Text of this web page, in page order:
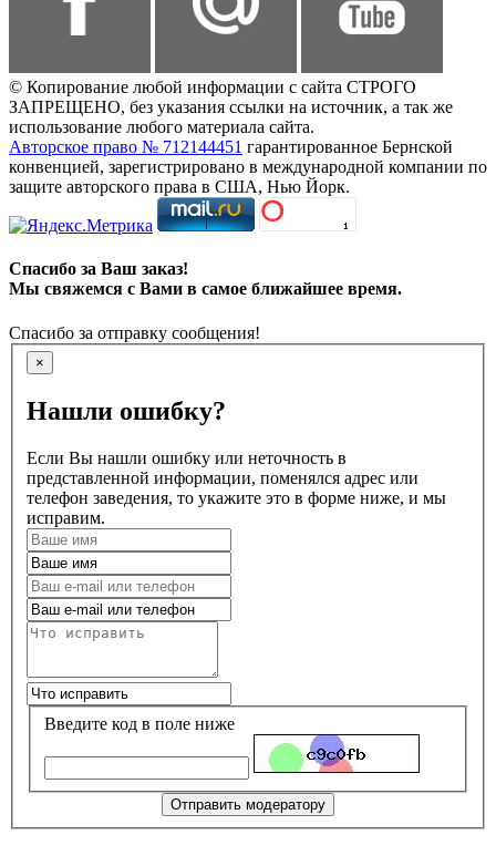
© Копирование любой информации с сайта СТРОГО
ЗАПРЕЩЕНО, без указания ссылки на источник, а так же
использование любого материала сайта.
Авторское право № 712144451 гарантированное Бернской
конвенцией, зарегистрировано в международной компании по
защите авторского права в США, Нью Йорк.
Спасибо за Ваш заказ!
Мы свяжемся с Вами в самое ближайшее время.
Спасибо за отправку сообщения!
×
Нашли ошибку?
Если Вы нашли ошибку или неточность в
представленной информации, поменялся адрес или
телефон заведения, то укажите это в форме ниже, и мы
исправим.
Введите код в поле ниже
Отправить модератору